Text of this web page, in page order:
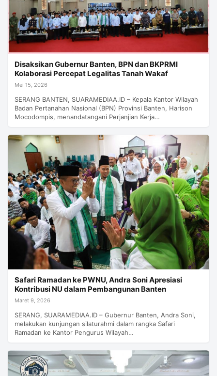
Disaksikan Gubernur Banten, BPN dan BKPRMI
Kolaborasi Percepat Legalitas Tanah Wakaf
Mei 15, 2026
SERANG BANTEN, SUARAMEDIAA.ID – Kepala Kantor Wilayah
Badan Pertanahan Nasional (BPN) Provinsi Banten, Harison
Mocodompis, menandatangani Perjanjian Kerja…
Safari Ramadan ke PWNU, Andra Soni Apresiasi
Kontribusi NU dalam Pembangunan Banten
Maret 9, 2026
SERANG, SUARAMEDIAA.ID – ​Gubernur Banten, Andra Soni,
melakukan kunjungan silaturahmi dalam rangka Safari
Ramadan ke Kantor Pengurus Wilayah…